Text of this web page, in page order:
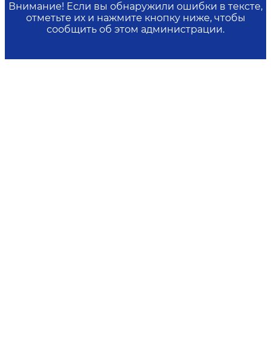
Внимание! Если вы обнаружили ошибки в тексте,
отметьте их и нажмите кнопку ниже, чтобы
сообщить об этом администрации.